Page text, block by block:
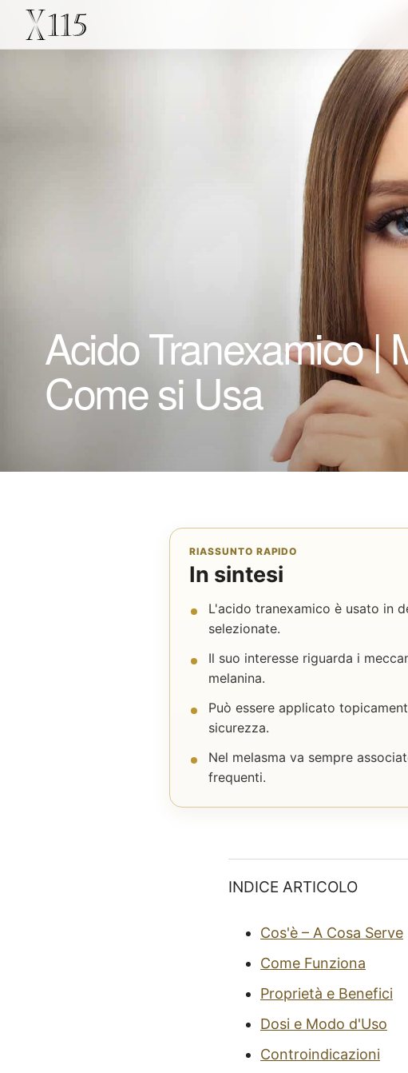
Acido Tranexamico |
Come si Usa
RIASSUNTO RAPIDO
In sintesi
L'acido tranexamico è usato in
selezionate.
Il suo interesse riguarda i
melanina.
Può essere applicato
sicurezza.
Nel melasma va sempre
frequenti.
INDICE ARTICOLO
Cos'è – A Cosa Serve
Come Funziona
Proprietà e Benefici
Dosi e Modo d'Uso
Controindicazioni